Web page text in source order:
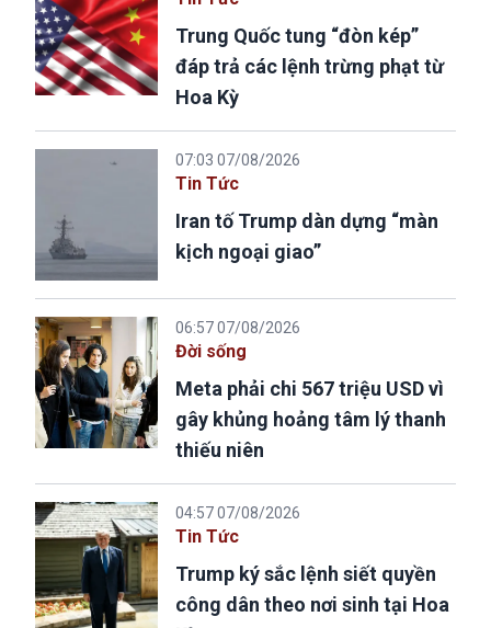
Trung Quốc tung “đòn kép”
đáp trả các lệnh trừng phạt từ
Hoa Kỳ
07:03 07/08/2026
Tin Tức
Iran tố Trump dàn dựng “màn
kịch ngoại giao”
06:57 07/08/2026
Đời sống
Meta phải chi 567 triệu USD vì
gây khủng hoảng tâm lý thanh
thiếu niên
04:57 07/08/2026
Tin Tức
Trump ký sắc lệnh siết quyền
công dân theo nơi sinh tại Hoa